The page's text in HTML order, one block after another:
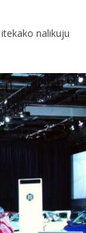
nalikuju